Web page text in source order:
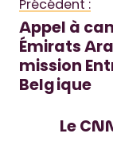
Précédent :
Appel à
Émirats
mission
Belgique
Le